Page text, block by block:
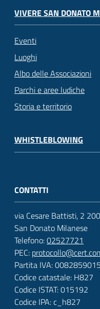
VIVERE SAN DONATO
Eventi
Luoghi
Albo delle Associazioni
Parchi e aree ludiche
Storia e territorio
WHISTLEBLOWING
CONTATTI
via Cesare Battisti, 2
San Donato Milanese
Telefono:02527721
PEC:
Partita IVA:
Codice catastale: H827
Codice ISTAT: 015192
Codice IPA: c_h827